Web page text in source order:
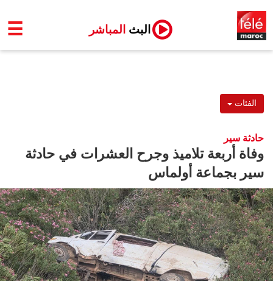
☰ البث المباشر
الفئات
حادثة سير
وفاة أربعة تلاميذ وجرح العشرات في حادثة
سير بجماعة أولماس